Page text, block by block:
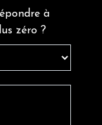
à
zéro ?